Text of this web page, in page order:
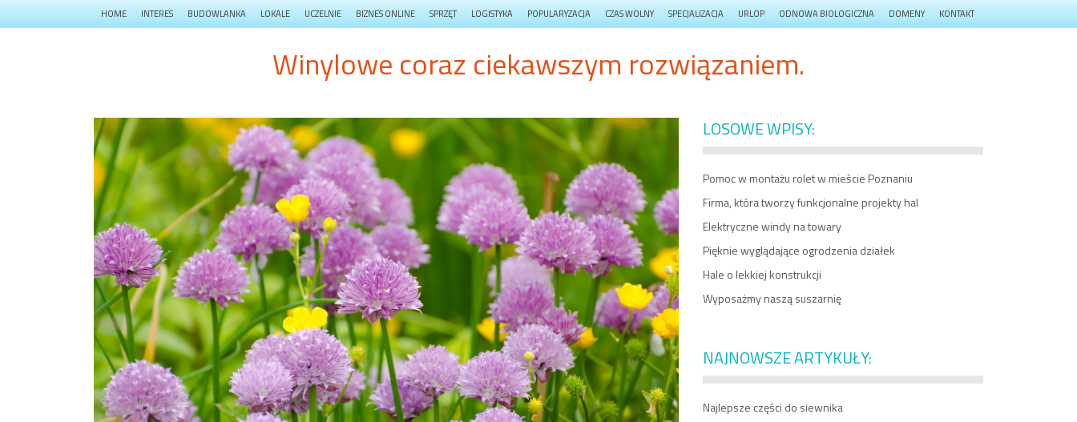
HOME INTERES BUDOWLANKA LOKALE UCZELNIE BIZNES ONLINE SPRZĘT LOGISTYKA POPULARYZACJA CZAS WOLNY SPECJALIZACJA URLOP ODNOWA BIOLOGICZNA DOMENY KONTAKT
Winylowe coraz ciekawszym rozwiązaniem.
LOSOWE WPISY:
Pomoc w montażu rolet w mieście Poznaniu
Firma, która tworzy funkcjonalne projekty hal
Elektryczne windy na towary
Pięknie wyglądające ogrodzenia działek
Hale o lekkiej konstrukcji
Wyposażmy naszą suszarnię
NAJNOWSZE ARTYKUŁY:
Najlepsze części do siewnika